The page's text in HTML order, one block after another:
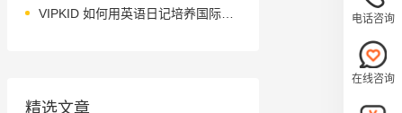
VIPKID 如何用英语日记培养国际化人才？
精选文章
电话咨询
在线咨询